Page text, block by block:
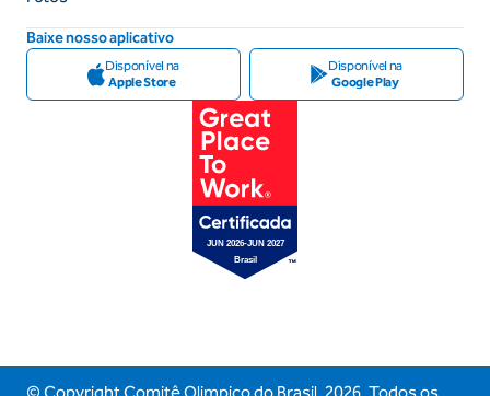
Baixe nosso aplicativo
Disponível na
Apple Store
Disponível na
Google Play